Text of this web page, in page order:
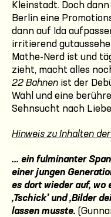
Kleinstadt. Doch
Berlin eine
dann auf Ida
irritierend
Mathe-Nerd ist und
zieht, macht alles
22 Bahnen ist der
Wahl und eine
Sehnsucht nach
Hinweis zu Inhalten
... ein fulminanter
einer jungen
es dort wieder auf, wo
,Tschick' und ,Bilder
lassen musste.